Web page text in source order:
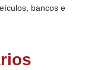
bancos e